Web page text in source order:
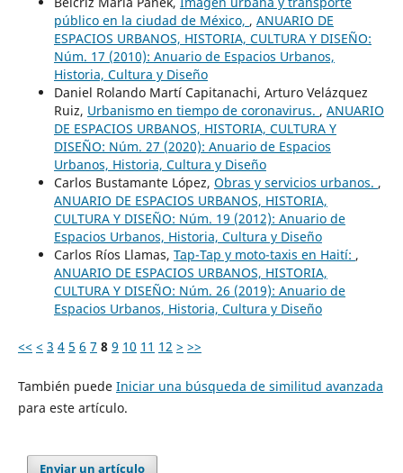
público en la ciudad de México, , ANUARIO DE
ESPACIOS URBANOS, HISTORIA, CULTURA Y DISEÑO:
Núm. 17 (2010): Anuario de Espacios Urbanos,
Historia, Cultura y Diseño
Daniel Rolando Martí Capitanachi, Arturo Velázquez
Ruiz, Urbanismo en tiempo de coronavirus. , ANUARIO
DE ESPACIOS URBANOS, HISTORIA, CULTURA Y
DISEÑO: Núm. 27 (2020): Anuario de Espacios
Urbanos, Historia, Cultura y Diseño
Carlos Bustamante López, Obras y servicios urbanos. ,
ANUARIO DE ESPACIOS URBANOS, HISTORIA,
CULTURA Y DISEÑO: Núm. 19 (2012): Anuario de
Espacios Urbanos, Historia, Cultura y Diseño
Carlos Ríos Llamas, Tap-Tap y moto-taxis en Haití: ,
ANUARIO DE ESPACIOS URBANOS, HISTORIA,
CULTURA Y DISEÑO: Núm. 26 (2019): Anuario de
Espacios Urbanos, Historia, Cultura y Diseño
<< < 3 4 5 6 7 8 9 10 11 12 > >>
También puede Iniciar una búsqueda de similitud avanzada
para este artículo.
Enviar un artículo